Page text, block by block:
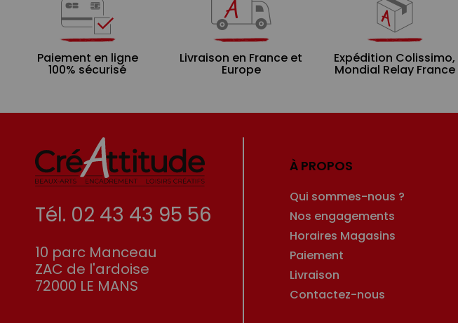
Paiement en ligne
100% sécurisé
Livraison en France et
Europe
Expédition Colissimo,
Mondial Relay France
Tél. 02 43 43 95 56
10 parc Manceau
ZAC de l'ardoise
72000 LE MANS
À PROPOS
Qui sommes-nous ?
Nos engagements
Horaires Magasins
Paiement
Livraison
Contactez-nous